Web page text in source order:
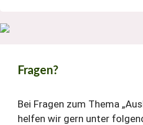
Fragen?
Bei Fragen zum Thema
helfen wir gern unter